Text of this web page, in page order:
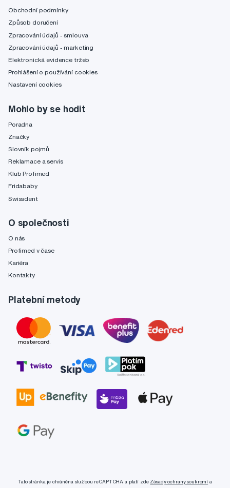
Obchodní podmínky
Způsob doručení
Zpracování údajů - smlouva
Zpracování údajů - marketing
Elektronická evidence tržeb
Prohlášení o používání cookies
Nastavení cookies
Mohlo by se hodit
Poradna
Značky
Slovník pojmů
Reklamace a servis
Klub Profimed
Fridababy
Swissdent
O společnosti
O nás
Profimed v čase
Kariéra
Kontakty
Platební metody
Tato stránka je chráněna službou reCAPTCHA a platí zde Zásady ochrany soukromí a